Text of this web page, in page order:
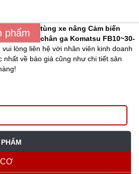
phẩm tùng xe nâng Cảm biến
chân ga Komatsu FB10~30-
lòng liên hệ với nhân viên kinh doanh
nhất về báo giá cũng như chi tiết sản